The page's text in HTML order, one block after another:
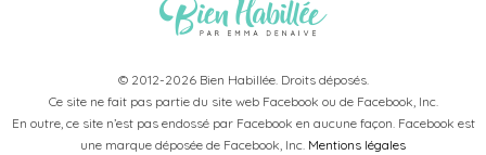
© 2012-2026 Bien Habillée. Droits déposés.
Ce site ne fait pas partie du site web Facebook ou de Facebook, Inc.
En outre, ce site n’est pas endossé par Facebook en aucune façon. Facebook est
une marque déposée de Facebook, Inc. Mentions légales